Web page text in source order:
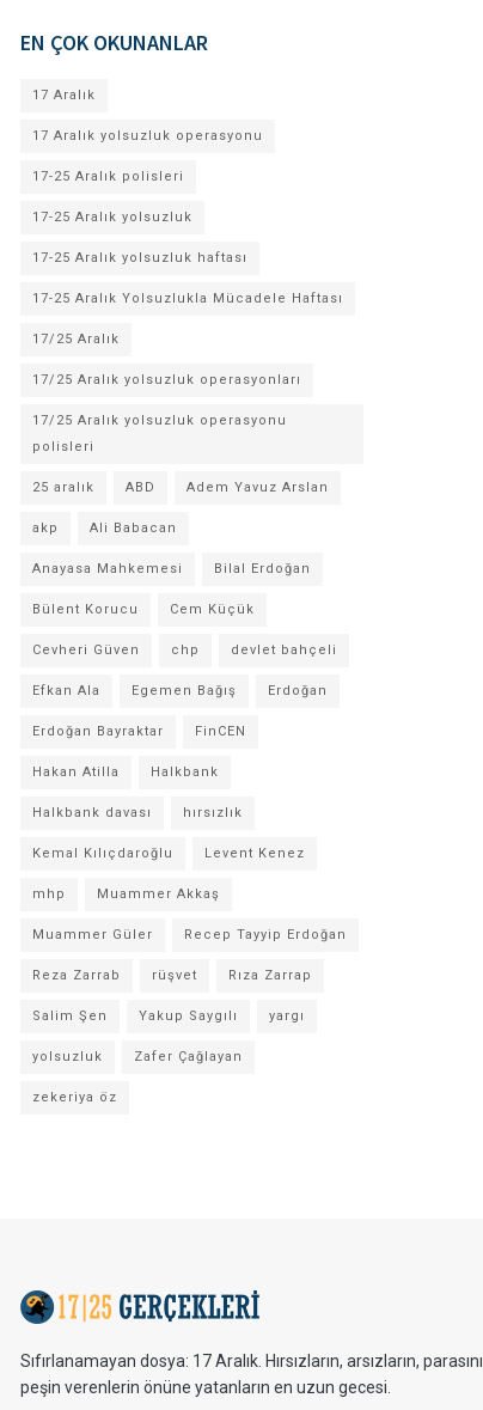
EN ÇOK OKUNANLAR
17 Aralık
17 Aralık yolsuzluk operasyonu
17-25 Aralık polisleri
17-25 Aralık yolsuzluk
17-25 Aralık yolsuzluk haftası
17-25 Aralık Yolsuzlukla Mücadele Haftası
17/25 Aralık
17/25 Aralık yolsuzluk operasyonları
17/25 Aralık yolsuzluk operasyonu
polisleri
25 aralık ABD Adem Yavuz Arslan
akp Ali Babacan
Anayasa Mahkemesi Bilal Erdoğan
Bülent Korucu Cem Küçük
Cevheri Güven chp devlet bahçeli
Efkan Ala Egemen Bağış Erdoğan
Erdoğan Bayraktar FinCEN
Hakan Atilla Halkbank
Halkbank davası hırsızlık
Kemal Kılıçdaroğlu Levent Kenez
mhp Muammer Akkaş
Muammer Güler Recep Tayyip Erdoğan
Reza Zarrab rüşvet Rıza Zarrap
Salim Şen Yakup Saygılı yargı
yolsuzluk Zafer Çağlayan
zekeriya öz
Sıfırlanamayan dosya: 17 Aralık. Hırsızların, arsızların, parasını
peşin verenlerin önüne yatanların en uzun gecesi.